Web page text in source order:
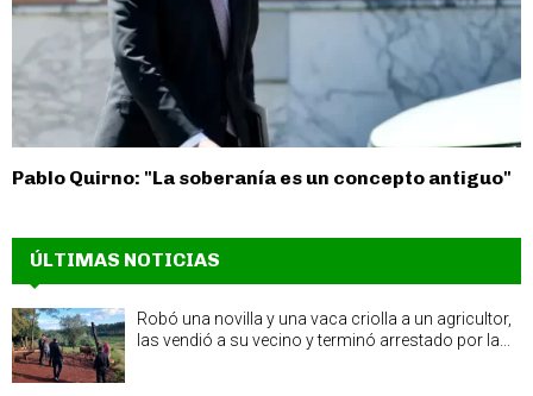
Pablo Quirno: "La soberanía es un concepto antiguo"
ÚLTIMAS NOTICIAS
Robó una novilla y una vaca criolla a un agricultor,
las vendió a su vecino y terminó arrestado por la...